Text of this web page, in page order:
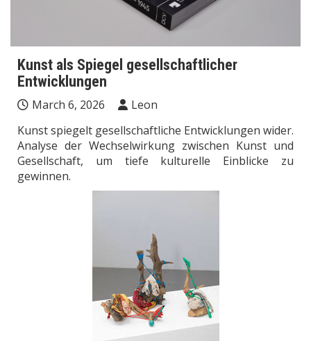
Kunst als Spiegel gesellschaftlicher
Entwicklungen
March 6, 2026
Leon
Kunst spiegelt gesellschaftliche Entwicklungen wider.
Analyse der Wechselwirkung zwischen Kunst und
Gesellschaft, um tiefe kulturelle Einblicke zu
gewinnen.